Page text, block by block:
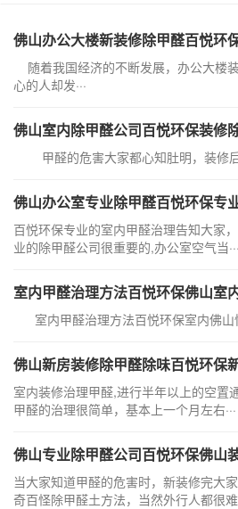
佛山办公大楼新装修除甲醛百悦环保专业的室内甲
随着我国经济的不断发展，办公大楼
心的人却发···
佛山室内除甲醛公司百悦环保装修除甲醛的专业
甲醛的危害大家都心知肚明，装修后
佛山办公室专业除甲醛百悦环保专业的室内甲
百悦环保专业的室内甲醛治理告知大家
业的除甲醛公司很重要的,办公室空气当···
室内甲醛治理方法百悦环保佛山室内快速去除甲
室内甲醛治理方法百悦环保室内佛山
佛山新房装修除甲醛除味百悦环保新房装修除甲
室内装修治理甲醛,进行半年以上的空置
甲醛的治理很简单，基本上一个月左右···
佛山专业除甲醛公司百悦环保佛山装修除甲醛
当大家知道甲醛的危害时，新装修完大
奇百怪除甲醛土方法，当然外行人都很难